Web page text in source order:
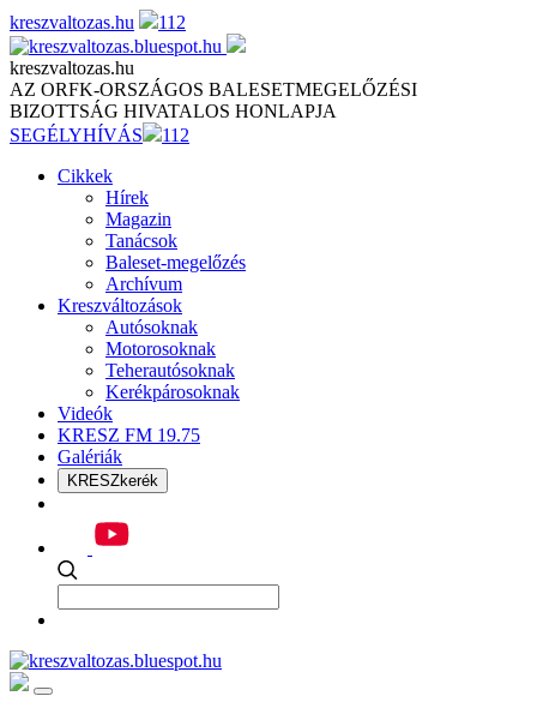
Skip
to
content
kreszvaltozas.hu 112
kreszvaltozas.hu
AZ ORFK-ORSZÁGOS BALESETMEGELŐZÉSI
BIZOTTSÁG HIVATALOS HONLAPJA
SEGÉLYHÍVÁS
112
Cikkek
Hírek
Magazin
Tanácsok
Baleset-megelőzés
Archívum
Kreszváltozások
Autósoknak
Motorosoknak
Teherautósoknak
Kerékpárosoknak
Videók
KRESZ FM 19.75
Galériák
KRESZkerék